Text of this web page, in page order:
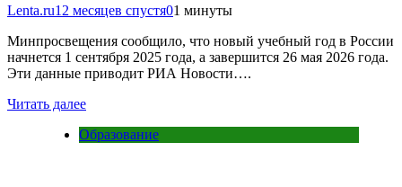
Lenta.ru12 месяцев спустя01 минуты
Минпросвещения сообщило, что новый учебный год в России
начнется 1 сентября 2025 года, а завершится 26 мая 2026 года.
Эти данные приводит РИА Новости….
Читать далее
Образование